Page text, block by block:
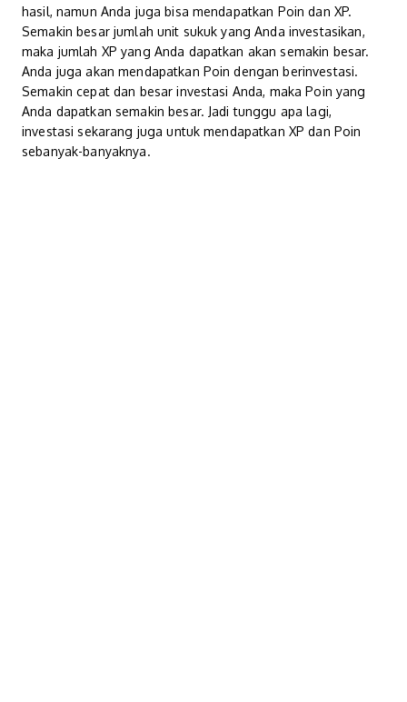
hasil, namun Anda juga bisa mendapatkan Poin dan XP.
Semakin besar jumlah unit sukuk yang Anda investasikan,
maka jumlah XP yang Anda dapatkan akan semakin besar.
Anda juga akan mendapatkan Poin dengan berinvestasi.
Semakin cepat dan besar investasi Anda, maka Poin yang
Anda dapatkan semakin besar. Jadi tunggu apa lagi,
investasi sekarang juga untuk mendapatkan XP dan Poin
sebanyak-banyaknya.